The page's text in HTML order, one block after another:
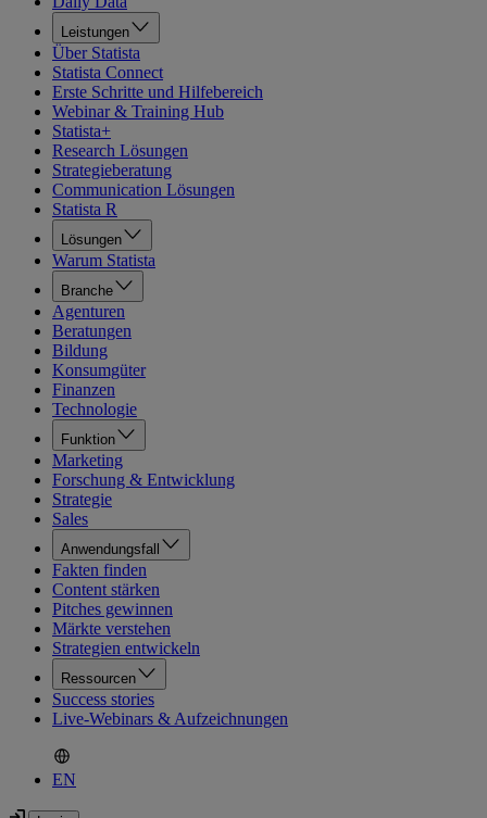
Leistungen
Über Statista
Statista Connect
Erste Schritte und Hilfebereich
Webinar & Training Hub
Statista+
Research Lösungen
Strategieberatung
Communication Lösungen
Statista R
Lösungen
Warum Statista
Branche
Agenturen
Beratungen
Bildung
Konsumgüter
Finanzen
Technologie
Funktion
Marketing
Forschung & Entwicklung
Strategie
Sales
Anwendungsfall
Fakten finden
Content stärken
Pitches gewinnen
Märkte verstehen
Strategien entwickeln
Ressourcen
Success stories
Live-Webinars & Aufzeichnungen
EN